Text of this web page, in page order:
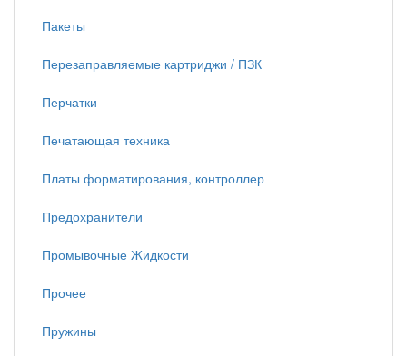
Пакеты
Перезаправляемые картриджи / ПЗК
Перчатки
Печатающая техника
Платы форматирования, контроллер
Предохранители
Промывочные Жидкости
Прочее
Пружины